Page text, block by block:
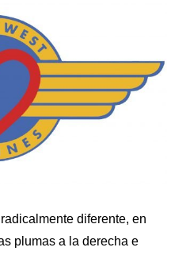
diferente, en
plumas a la derecha e